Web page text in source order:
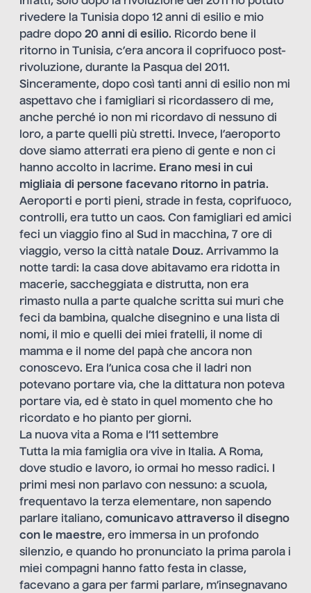
rivedere la Tunisia dopo 12 anni di esilio e mio
padre dopo 20 anni di esilio. Ricordo bene il
ritorno in Tunisia, c’era ancora il coprifuoco post-
rivoluzione, durante la Pasqua del 2011.
Sinceramente, dopo così tanti anni di esilio non mi
aspettavo che i famigliari si ricordassero di me,
anche perché io non mi ricordavo di nessuno di
loro, a parte quelli più stretti. Invece, l’aeroporto
dove siamo atterrati era pieno di gente e non ci
hanno accolto in lacrime. Erano mesi in cui
migliaia di persone facevano ritorno in patria.
Aeroporti e porti pieni, strade in festa, coprifuoco,
controlli, era tutto un caos. Con famigliari ed amici
feci un viaggio fino al Sud in macchina, 7 ore di
viaggio, verso la città natale Douz. Arrivammo la
notte tardi: la casa dove abitavamo era ridotta in
macerie, saccheggiata e distrutta, non era
rimasto nulla a parte qualche scritta sui muri che
feci da bambina, qualche disegnino e una lista di
nomi, il mio e quelli dei miei fratelli, il nome di
mamma e il nome del papà che ancora non
conoscevo. Era l’unica cosa che il ladri non
potevano portare via, che la dittatura non poteva
portare via, ed è stato in quel momento che ho
ricordato e ho pianto per giorni.
La nuova vita a Roma e l’11 settembre
Tutta la mia famiglia ora vive in Italia. A Roma,
dove studio e lavoro, io ormai ho messo radici. I
primi mesi non parlavo con nessuno: a scuola,
frequentavo la terza elementare, non sapendo
parlare italiano, comunicavo attraverso il disegno
con le maestre, ero immersa in un profondo
silenzio, e quando ho pronunciato la prima parola i
miei compagni hanno fatto festa in classe,
facevano a gara per farmi parlare, m’insegnavano